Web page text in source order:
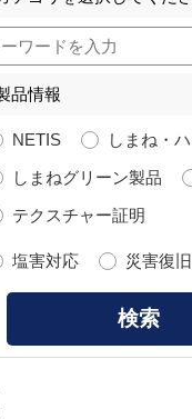
NETIS
しまね・
しまねグリーン製品
テクスチャー証明
塩害対応 災害復旧